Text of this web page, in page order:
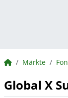
BörsenNEWS.de
Märkte
Global X